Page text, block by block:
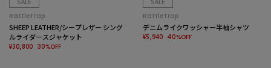
RattleTrap
SHEEP LEATHER/シープレザー シング
ルライダースジャケット
¥30,800 30%OFF
RattleTrap
デニムライクワッシャー半袖シャツ
¥5,940 40%OFF